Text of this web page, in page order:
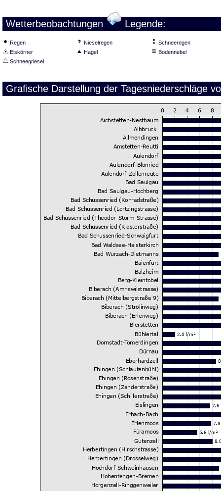
Wetterbeobachtungen Legende:
Regen Nieselregen
Schneeregen
Eiskörner
Hagel
Bodennebel
Schneegriesel
Grafische Darstellung der Tagesniederschläge